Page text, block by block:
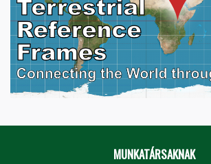
MUNKATÁRSAKNAK